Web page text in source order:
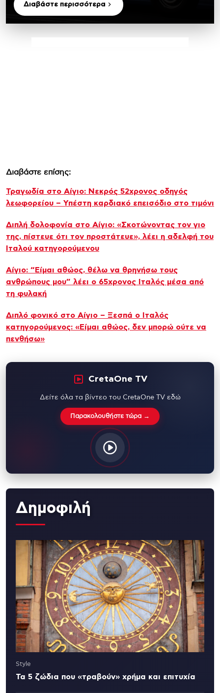
Διαβάστε περισσότερα
Διαβάστε επίσης:
Τραγωδία στο Αίγιο: Νεκρός 52χρονος οδηγός
λεωφορείου – Υπέστη καρδιακό επεισόδιο στο τιμόνι
Διπλή δολοφονία στο Αίγιο: «Σκοτώνοντας τον γιο
της, πίστευε ότι τον προστάτευε», λέει η αδελφή του
Ιταλού κατηγορούμενου
Αίγιο: “Είμαι αθώος, θέλω να θρηνήσω τους
ανθρώπους μου” λέει ο 65χρονος Ιταλός μέσα από
τη φυλακή
Διπλό φονικό στο Αίγιο – Ξεσπά ο Ιταλός
κατηγορούμενος: «Είμαι αθώος, δεν μπορώ ούτε να
πενθήσω»
CretaOne TV
Δείτε όλα τα βίντεο του CretaOne TV εδώ
Παρακολουθήστε τώρα →
Δημοφιλή
Style
Τα 5 ζώδια που «τραβούν» χρήμα και επιτυχία